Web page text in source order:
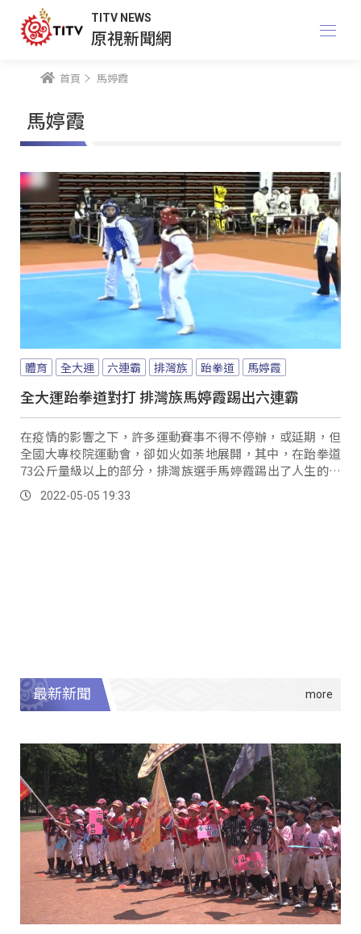
TITV NEWS
原視新聞網
首頁 馬婷霞
馬婷霞
體育 全大運 六連霸 排灣族 跆拳道 馬婷霞
全大運跆拳道對打 排灣族馬婷霞踢出六連霸
在疫情的影響之下，許多運動賽事不得不停辦，或延期，但
全國大專校院運動會，卻如火如荼地展開，其中，在跆拳道
73公斤量級以上的部分，排灣族選手馬婷霞踢出了人生的六
連霸！ 比賽一開始，兩位選手都主動攻擊，而馬婷霞也嘗試
攻擊對手的上方，雖然失敗，但之後馬上一個下壓上端，漂
2022-05-05 19:33
最新新聞